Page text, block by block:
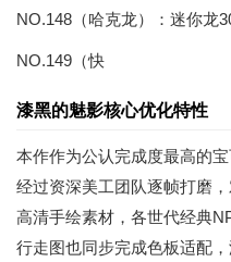
NO.148（哈克龙）：迷你龙
NO.149（快
漆黑的魅影核心优化特性
本作作为公认完成度最高的
经过资深美工团队逐帧打磨
高清手绘素材，各世代经典
行走图也同步完成色板适配